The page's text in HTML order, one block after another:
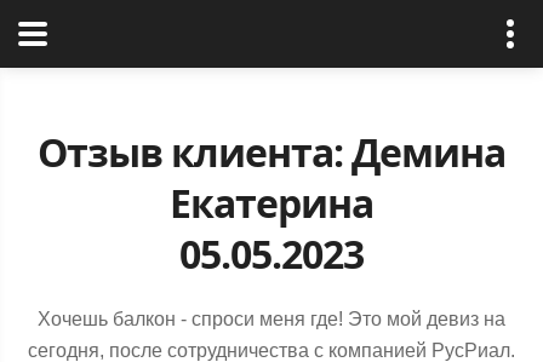
Отзыв клиента: Демина
Екатерина
05.05.2023
Хочешь балкон - спроси меня где! Это мой девиз на
сегодня, после сотрудничества с компанией РусРиал.